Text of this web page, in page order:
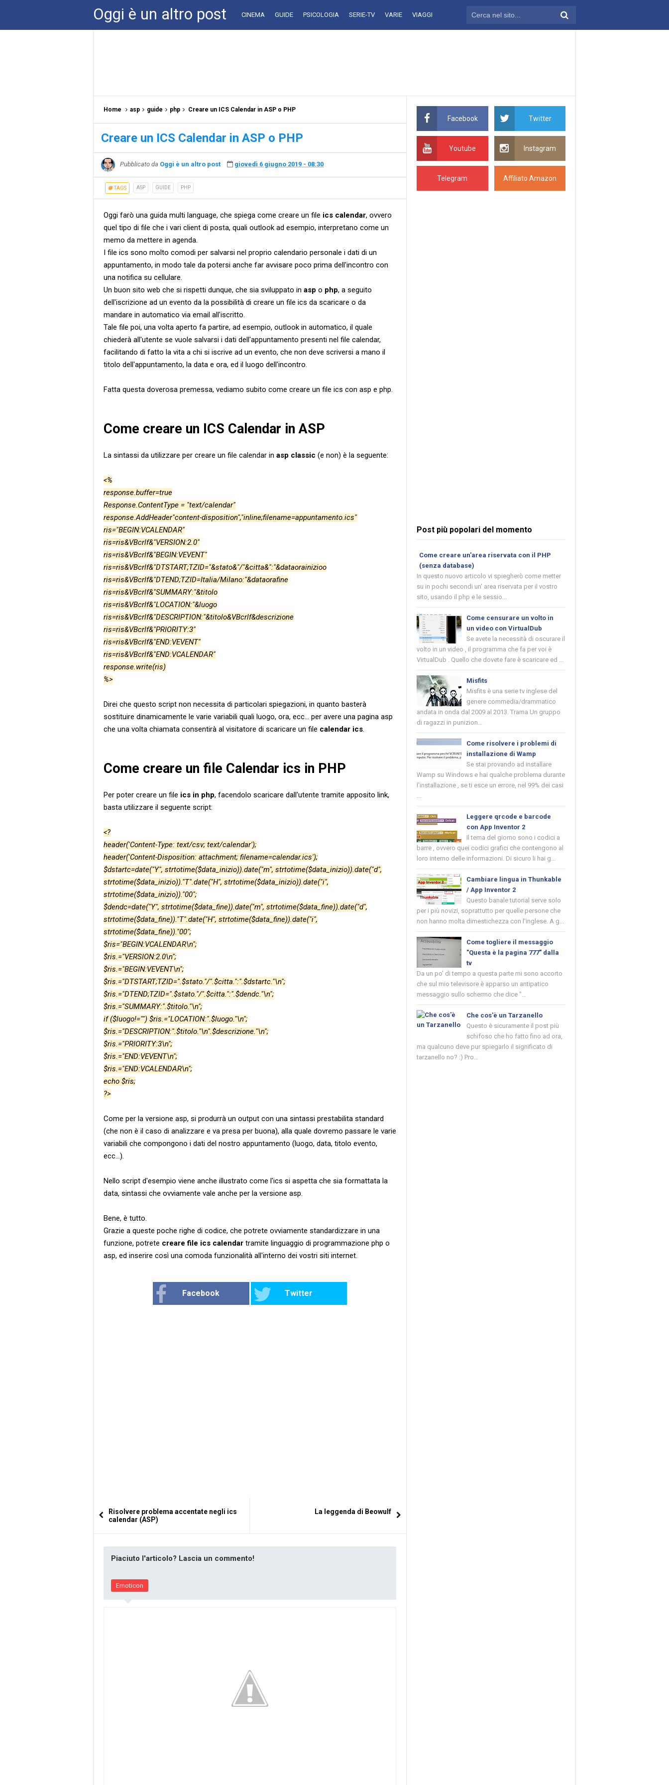
Oggi è un altro post CINEMA GUIDE PSICOLOGIA SERIE-TV VARIE VIAGGI
Home asp guide php Creare un ICS Calendar in ASP o PHP
Creare un ICS Calendar in ASP o PHP
Pubblicato da Oggi è un altro post giovedì 6 giugno 2019 - 08:30
TAGS ASP GUIDE PHP
Oggi farò una guida multi language, che spiega come creare un file ics calendar, ovvero
quel tipo di file che i vari client di posta, quali outlook ad esempio, interpretano come un
memo da mettere in agenda.
I file ics sono molto comodi per salvarsi nel proprio calendario personale i dati di un
appuntamento, in modo tale da potersi anche far avvisare poco prima dell'incontro con
una notifica su cellulare.
Un buon sito web che si rispetti dunque, che sia sviluppato in asp o php, a seguito
dell'iscrizione ad un evento da la possibilità di creare un file ics da scaricare o da
mandare in automatico via email all'iscritto.
Tale file poi, una volta aperto fa partire, ad esempio, outlook in automatico, il quale
chiederà all'utente se vuole salvarsi i dati dell'appuntamento presenti nel file calendar,
facilitando di fatto la vita a chi si iscrive ad un evento, che non deve scriversi a mano il
titolo dell'appuntamento, la data e ora, ed il luogo dell'incontro.
Fatta questa doverosa premessa, vediamo subito come creare un file ics con asp e php.
Come creare un ICS Calendar in ASP
La sintassi da utilizzare per creare un file calendar in asp classic (e non) è la seguente:
<%
response.buffer=true
Response.ContentType = "text/calendar"
response.AddHeader"content-disposition","inline;filename=appuntamento.ics"
ris="BEGIN:VCALENDAR"
ris=ris&VBcrlf&"VERSION:2.0"
ris=ris&VBcrlf&"BEGIN:VEVENT"
ris=ris&VBcrlf&"DTSTART;TZID="&stato&"/"&citta&":"&dataorainizioo
ris=ris&VBcrlf&"DTEND;TZID=Italia/Milano:"&dataorafine
ris=ris&VBcrlf&"SUMMARY:"&titolo
ris=ris&VBcrlf&"LOCATION:"&luogo
ris=ris&VBcrlf&"DESCRIPTION:"&titolo&VBcrlf&descrizione
ris=ris&VBcrlf&"PRIORITY:3"
ris=ris&VBcrlf&"END:VEVENT"
ris=ris&VBcrlf&"END:VCALENDAR"
response.write(ris)
%>
Direi che questo script non necessita di particolari spiegazioni, in quanto basterà
sostituire dinamicamente le varie variabili quali luogo, ora, ecc... per avere una pagina asp
che una volta chiamata consentirà al visitatore di scaricare un file calendar ics.
Come creare un file Calendar ics in PHP
Per poter creare un file ics in php, facendolo scaricare dall'utente tramite apposito link,
basta utilizzare il seguente script:
<?
header('Content-Type: text/csv; text/calendar');
header('Content-Disposition: attachment; filename=calendar.ics');
$dstartc=date("Y", strtotime($data_inizio)).date("m", strtotime($data_inizio)).date("d",
strtotime($data_inizio))."T".date("H", strtotime($data_inizio)).date("i",
strtotime($data_inizio))."00";
$dendc=date("Y", strtotime($data_fine)).date("m", strtotime($data_fine)).date("d",
strtotime($data_fine))."T".date("H", strtotime($data_fine)).date("i",
strtotime($data_fine))."00";
$ris="BEGIN:VCALENDAR\n";
$ris.="VERSION:2.0\n";
$ris.="BEGIN:VEVENT\n";
$ris.="DTSTART;TZID=".$stato."/".$citta.":".$dstartc."\n";
$ris.="DTEND;TZID=".$stato."/".$citta.":".$dendc."\n";
$ris.="SUMMARY:".$titolo."\n";
if ($luogo!="") $ris.="LOCATION:".$luogo."\n";
$ris.="DESCRIPTION:".$titolo."\n".$descrizione."\n";
$ris.="PRIORITY:3\n";
$ris.="END:VEVENT\n";
$ris.="END:VCALENDAR\n";
echo $ris;
?>
Come per la versione asp, si produrrà un output con una sintassi prestabilita standard
(che non è il caso di analizzare e va presa per buona), alla quale dovremo passare le varie
variabili che compongono i dati del nostro appuntamento (luogo, data, titolo evento,
ecc...).
Nello script d'esempio viene anche illustrato come l'ics si aspetta che sia formattata la
data, sintassi che ovviamente vale anche per la versione asp.
Bene, è tutto.
Grazie a queste poche righe di codice, che potrete ovviamente standardizzare in una
funzione, potrete creare file ics calendar tramite linguaggio di programmazione php o
asp, ed inserire così una comoda funzionalità all'interno dei vostri siti internet.
Facebook Twitter
Risolvere problema accentate negli ics
calendar (ASP)
La leggenda di Beowulf
Piaciuto l'articolo? Lascia un commento!
Emoticon
Facebook Twitter
Youtube Instagram
Telegram Affiliato Amazon
Post più popolari del momento
Come creare un'area riservata con il PHP
(senza database)
In questo nuovo articolo vi spiegherò come metter
su in pochi secondi un' area riservata per il vostro
sito, usando il php e le sessio...
Come censurare un volto in
un video con VirtualDub
Se avete la necessità di oscurare il
volto in un video , il programma che fa per voi è
VirtualDub . Quello che dovete fare è scaricare ed ...
Misfits
Misfits è una serie tv inglese del
genere commedia/drammatico
andata in onda dal 2009 al 2013. Trama Un gruppo
di ragazzi in punizion...
Come risolvere i problemi di
installazione di Wamp
Se stai provando ad installare
Wamp su Windows e hai qualche problema durante
l'installazione , se ti esce un errore, nel 99% dei casi
...
Leggere qrcode e barcode
con App Inventor 2
Il tema del giorno sono i codici a
barre , ovvero quei codici grafici che contengono al
loro interno delle informazioni. Di sicuro li hai g...
Cambiare lingua in Thunkable
/ App Inventor 2
Questo banale tutorial serve solo
per i più novizi, soprattutto per quelle persone che
non hanno molta dimestichezza con l'inglese. A g...
Come togliere il messaggio
"Questa è la pagina 777" dalla
tv
Da un po' di tempo a questa parte mi sono accorto
che sul mio televisore è apparso un antipatico
messaggio sullo schermo che dice "...
Che cos'è un Tarzanello
Questo è sicuramente il post più
schifoso che ho fatto fino ad ora,
ma qualcuno deve pur spiegarlo il significato di
tarzanello no? :) Pro...